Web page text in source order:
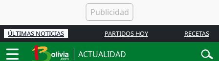
ÚLTIMAS NOTICIAS PARTIDOS HOY RECETAS
ACTUALIDAD